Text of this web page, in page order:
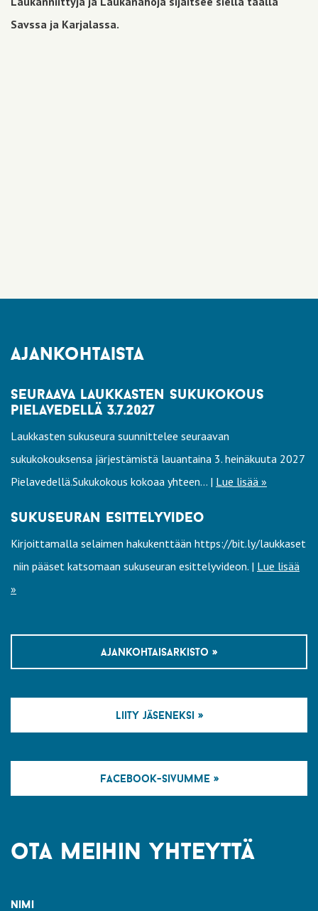
Savssa ja Karjalassa.
ajankohtaista
seuraava laukkasten sukukokous
pielavedellä 3.7.2027
Laukkasten sukuseura suunnittelee seuraavan
sukukokouksensa järjestämistä lauantaina 3. heinäkuuta 2027
Pielavedellä.Sukukokous kokoaa yhteen... | Lue lisää »
sukuseuran esittelyvideo
Kirjoittamalla selaimen hakukenttään https://bit.ly/laukkaset
niin pääset katsomaan sukuseuran esittelyvideon. | Lue lisää
»
ajankohtaisarkisto »
liity jäseneksi »
facebook-sivumme »
ota meihin yhteyttä
nimi